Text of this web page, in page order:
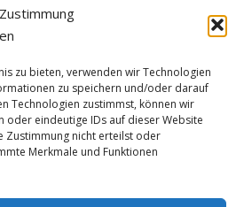
zu bieten, verwenden wir Technologien
zu speichern und/oder darauf
Technologien zustimmst, können wir
oder eindeutige IDs auf dieser Website
Zustimmung nicht erteilst oder
Merkmale und Funktionen